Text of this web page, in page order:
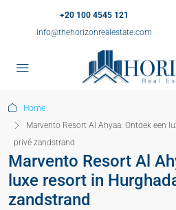
+20 100 4545 121
info@thehorizonrealestate.com
Home
Marvento Resort Al Ahyaa: Ontdek een
privé zandstrand
Marvento Resort Al
luxe resort in
zandstrand